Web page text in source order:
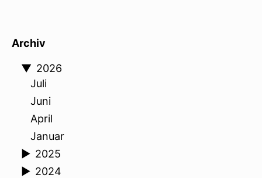
Archiv
▼ 2026
Juli
Juni
April
Januar
► 2025
► 2024